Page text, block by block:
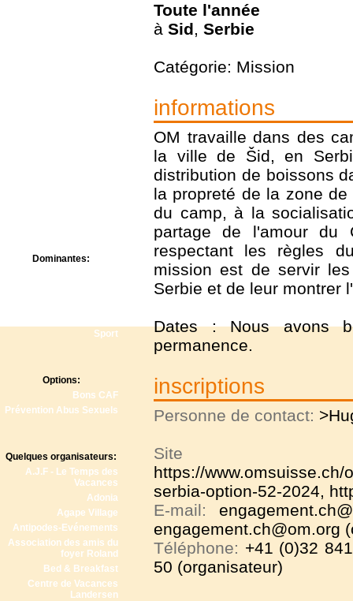
Dominantes:
Sport
Options:
Bons CAF
Prévention Abus Sexuels
Quelques organisateurs:
A.J.F - Le Temps des
Vacances
Adonia
Agape Village
Antipodes-Evénements
Association des amis du
foyer Roland
Bed & Breakfast
Centre de Vacances
Landersen
Toute l'année
à Sid, Serbie
Catégorie: Mission
informations
OM travaille dans des
la ville de Šid, en
distribution de boissons
la propreté de la zone
du camp, à la
partage de l'amour du
respectant les règles
mission est de servir
Serbie et de leur montrer
Dates : Nous avons
permanence.
inscriptions
Personne de contact:
Site
https://www.omsuisse.ch/
serbia-option-52-2024,
E-mail:
engagement.ch@om.org
Téléphone: +41 (0)32
50 (organisateur)